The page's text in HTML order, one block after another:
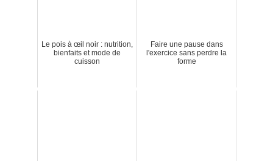
Le pois à œil noir : nutrition,
bienfaits et mode de
cuisson
Faire une pause dans
l'exercice sans perdre la
forme